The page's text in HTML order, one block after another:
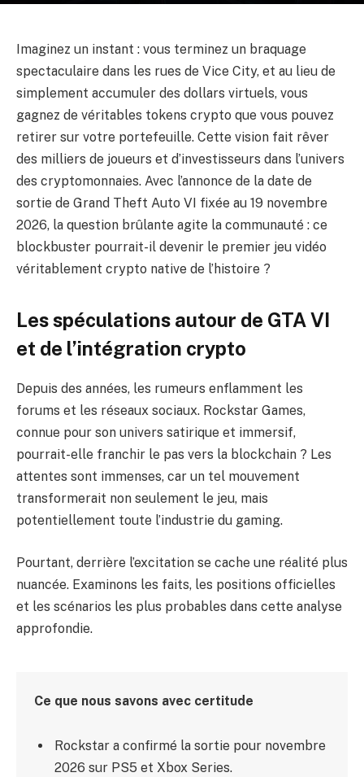
Imaginez un instant : vous terminez un braquage
spectaculaire dans les rues de Vice City, et au lieu de
simplement accumuler des dollars virtuels, vous
gagnez de véritables tokens crypto que vous pouvez
retirer sur votre portefeuille. Cette vision fait rêver
des milliers de joueurs et d’investisseurs dans l’univers
des cryptomonnaies. Avec l’annonce de la date de
sortie de Grand Theft Auto VI fixée au 19 novembre
2026, la question brûlante agite la communauté : ce
blockbuster pourrait-il devenir le premier jeu vidéo
véritablement crypto native de l’histoire ?
Les spéculations autour de GTA VI
et de l’intégration crypto
Depuis des années, les rumeurs enflamment les
forums et les réseaux sociaux. Rockstar Games,
connue pour son univers satirique et immersif,
pourrait-elle franchir le pas vers la blockchain ? Les
attentes sont immenses, car un tel mouvement
transformerait non seulement le jeu, mais
potentiellement toute l’industrie du gaming.
Pourtant, derrière l’excitation se cache une réalité plus
nuancée. Examinons les faits, les positions officielles
et les scénarios les plus probables dans cette analyse
approfondie.
Ce que nous savons avec certitude
Rockstar a confirmé la sortie pour novembre
2026 sur PS5 et Xbox Series.